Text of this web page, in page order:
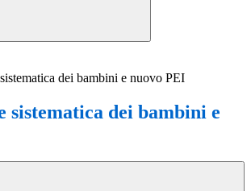
dei bambini e nuovo PEI
sistematica dei bambini e